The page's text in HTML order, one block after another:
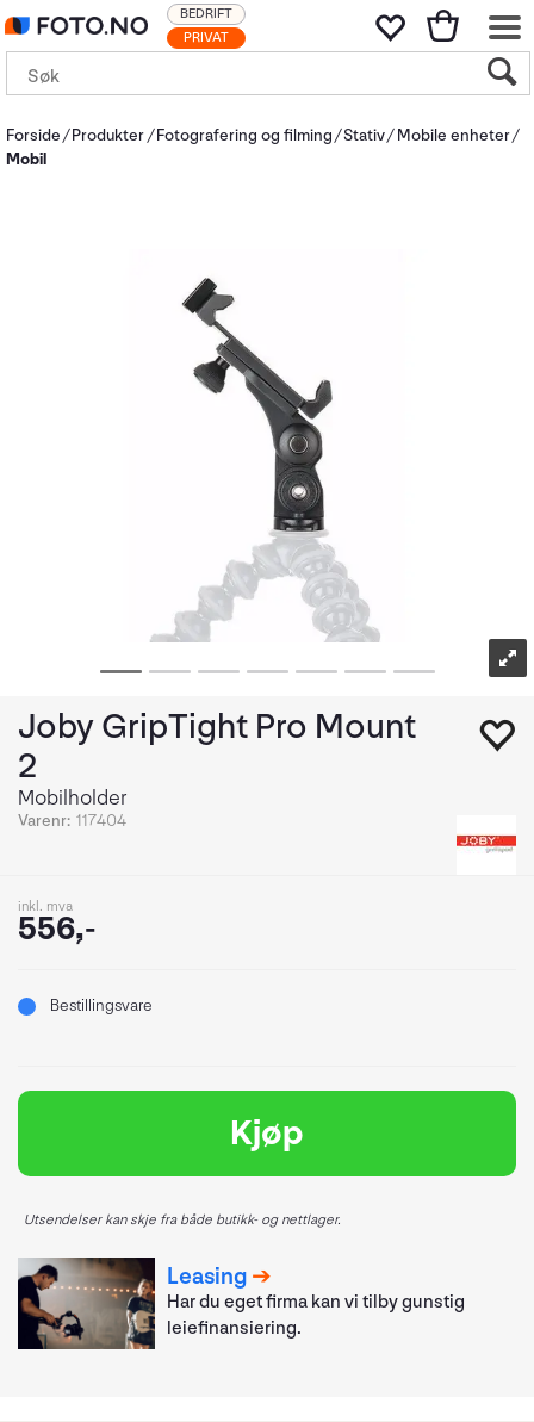
PRIVAT
BEDRIFT
Forside Produkter Fotografering og filming Stativ
Mobile enheter
Mobil
Joby GripTight Pro Mount
2
Mobilholder
Varenr: 117404
inkl. mva
556,-
Bestillingsvare
Kjøp
Utsendelser kan skje fra både butikk- og nettlager.
Leasing
Har du eget firma kan vi tilby gunstig
leiefinansiering.